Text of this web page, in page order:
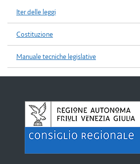
Iter delle leggi
Costituzione
Manuale tecniche legislative